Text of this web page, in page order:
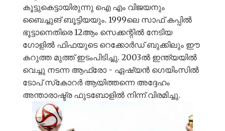
കൂട്ടുകെട്ടായിരുന്നു ഐ എം വിജയനും
ബൈച്ചുങ് ബൂട്ടിയയും. 1999ലെ സാഫ് കപ്പിൽ
ഭൂട്ടാനെതിരെ 12ആം സെക്കന്റിൽ നേടിയ
ഗോളിൽ ഫിഫയുടെ റെക്കോർഡ് ബുക്കിലും ഈ
കറുത്ത മുത്ത് ഇടംപിടിച്ചു. 2003ൽ ഇന്ത്യയിൽ
വെച്ചു നടന്ന ആഫ്രോ - ഏഷ്യൻ ഗെയിംസിൽ
ടോപ് സ്‌കോറർ ആയിത്തന്നെ അദ്ദേഹം
അന്താരാഷ്ട്ര ഫുടബോളിൽ നിന്ന് വിരമിച്ചു.